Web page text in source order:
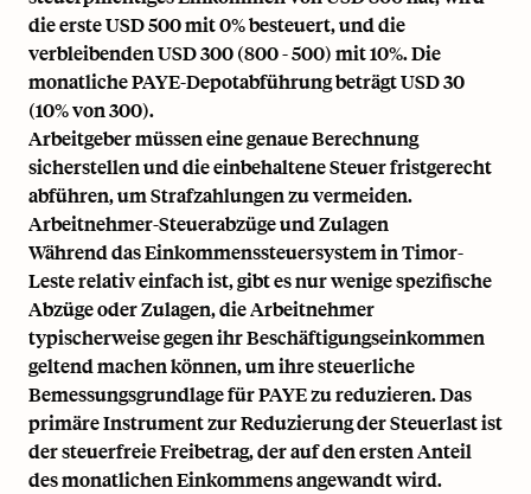
die erste USD 500 mit 0% besteuert, und die
verbleibenden USD 300 (800 - 500) mit 10%. Die
monatliche PAYE-Depotabführung beträgt USD 30
(10% von 300).
Arbeitgeber müssen eine genaue Berechnung
sicherstellen und die einbehaltene Steuer fristgerecht
abführen, um Strafzahlungen zu vermeiden.
Arbeitnehmer-Steuerabzüge und Zulagen
Während das Einkommenssteuersystem in Timor-
Leste relativ einfach ist, gibt es nur wenige spezifische
Abzüge oder Zulagen, die Arbeitnehmer
typischerweise gegen ihr Beschäftigungseinkommen
geltend machen können, um ihre steuerliche
Bemessungsgrundlage für PAYE zu reduzieren. Das
primäre Instrument zur Reduzierung der Steuerlast ist
der steuerfreie Freibetrag, der auf den ersten Anteil
des monatlichen Einkommens angewandt wird.